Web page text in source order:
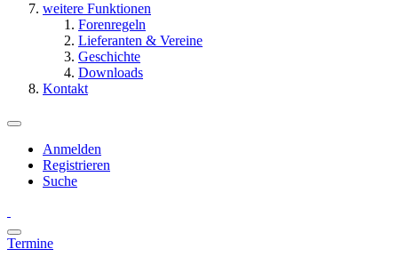
weitere Funktionen
Forenregeln
Lieferanten & Vereine
Geschichte
Downloads
Kontakt
Anmelden
Registrieren
Suche
Termine